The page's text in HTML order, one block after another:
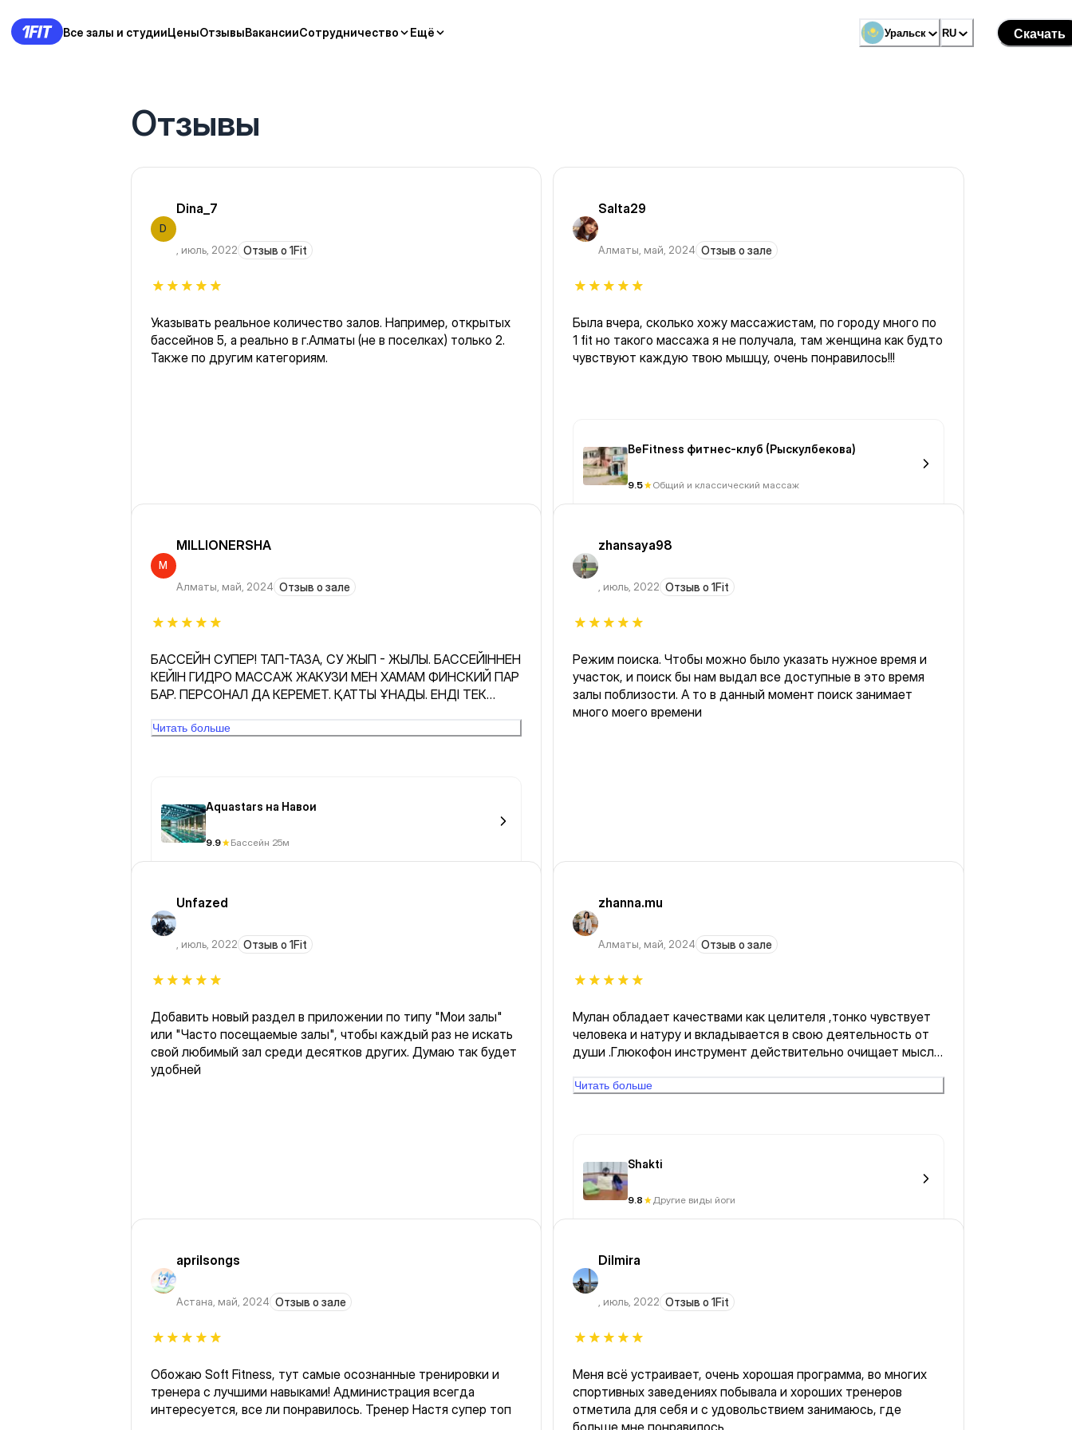
Все залы и студииЦеныОтзывыВакансииСотрудничество Ещё Уральск RU Скачать
Отзывы
D
Dina_7
, июль, 2022 Отзыв о 1Fit
Указывать реальное количество залов. Например, открытых
бассейнов 5, а реально в г.Алматы (не в поселках) только 2.
Также по другим категориям.
Salta29
Алматы, май, 2024 Отзыв о зале
Была вчера, сколько хожу массажистам, по городу много по
1 fit но такого массажа я не получала, там женщина как будто
чувствуют каждую твою мышцу, очень понравилось!!!
BeFitness фитнес-клуб (Рыскулбекова)
9.5 Общий и классический массаж
M
MILLIONERSHA
Алматы, май, 2024 Отзыв о зале
БАССЕЙН СУПЕР! ТАП-ТАЗА, СУ ЖЫП - ЖЫЛЫ. БАССЕЙІННЕН
КЕЙІН ГИДРО МАССАЖ ЖАКУЗИ МЕН ХАМАМ ФИНСКИЙ ПАР
БАР. ПЕРСОНАЛ ДА КЕРЕМЕТ. ҚАТТЫ ҰНАДЫ. ЕНДІ ТЕК
БҰЙЫРСА❤️❤️ӨТЕ ҚАТТЫ ҰНАДЫ 😍😍ІСТЕРІҢІЗГЕ БЕРЕКЕ
Читать больше
Aquastars на Навои
9.9 Бассейн 25м
zhansaya98
, июль, 2022 Отзыв о 1Fit
Режим поиска. Чтобы можно было указать нужное время и
участок, и поиск бы нам выдал все доступные в это время
залы поблизости. А то в данный момент поиск занимает
много моего времени
Unfazed
, июль, 2022 Отзыв о 1Fit
Добавить новый раздел в приложении по типу "Мои залы"
или "Часто посещаемые залы", чтобы каждый раз не искать
свой любимый зал среди десятков других. Думаю так будет
удобней
zhanna.mu
Алматы, май, 2024 Отзыв о зале
Мулан обладает качествами как целителя ,тонко чувствует
человека и натуру и вкладывается в свою деятельность от
души .Глюкофон инструмент действительно очищает мысли
Читать больше
Shakti
9.8 Другие виды йоги
aprilsongs
Астана, май, 2024 Отзыв о зале
Обожаю Soft Fitness, тут самые осознанные тренировки и
тренера с лучшими навыками! Администрация всегда
интересуется, все ли понравилось. Тренер Настя супер топ
Dilmira
, июль, 2022 Отзыв о 1Fit
Меня всё устраивает, очень хорошая программа, во многих
спортивных заведениях побывала и хороших тренеров
отметила для себя и с удовольствием занимаюсь, где